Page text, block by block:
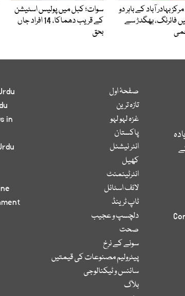
بہادر آباد کے باہر دو
فائرنگ، بھگدڑ سے
سوات؛ کبل میں پولیس اسٹیشن
کے قریب دھماکا، 14 افراد جاں
بحق
صفحۂ اول
تازہ ترین
غزہ لہو لہو
پاکستان
انٹر نیشنل
کھیل
انٹرٹینمنٹ
لائف اسٹائل
ٹاپ ٹرینڈ
دلچسپ و عجیب
صحت
سونے کے نرخ
پیٹرولیم مصنوعات کی قیمتیں
سائنس و ٹیکنالوجی
بلاگ
in